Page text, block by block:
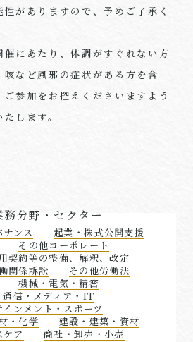
性がありますので、予めご了承く
催にあたり、体調がすぐれない方
咳など風邪の症状がある方を含
ご参加をお控えくださいますよう
します。
務分野・セクター
ンス
起業・株式公開支援
その他コーポレート
契約等の整備、解釈、改定
関係訴訟
その他労働法
機械・電気・精密
通信・メディア・IT
インメント・スポーツ
・化学
建設・建築・資材
ア
商社・卸売・小売